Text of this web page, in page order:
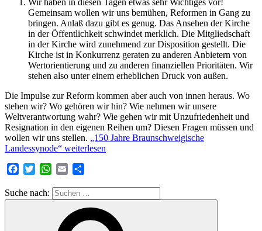
Wir haben in diesen Tagen etwas sehr Wichtiges vor!
Gemeinsam wollen wir uns bemühen, Reformen in Gang zu
bringen. Anlaß dazu gibt es genug. Das Ansehen der Kirche
in der Öffentlichkeit schwindet merklich. Die Mitgliedschaft
in der Kirche wird zunehmend zur Disposition gestellt. Die
Kirche ist in Konkurrenz geraten zu anderen Anbietern von
Wertorientierung und zu anderen finanziellen Prioritäten. Wir
stehen also unter einem erheblichen Druck von außen.
Die Impulse zur Reform kommen aber auch von innen heraus. Wo
stehen wir? Wo gehören wir hin? Wie nehmen wir unsere
Weltverantwortung wahr? Wie gehen wir mit Unzufriedenheit und
Resignation in den eigenen Reihen um? Diesen Fragen müssen und
wollen wir uns stellen. „150 Jahre Braunschweigische
Landessynode“ weiterlesen
FacebookTwitterWhatsApp
Email
Suche nach: